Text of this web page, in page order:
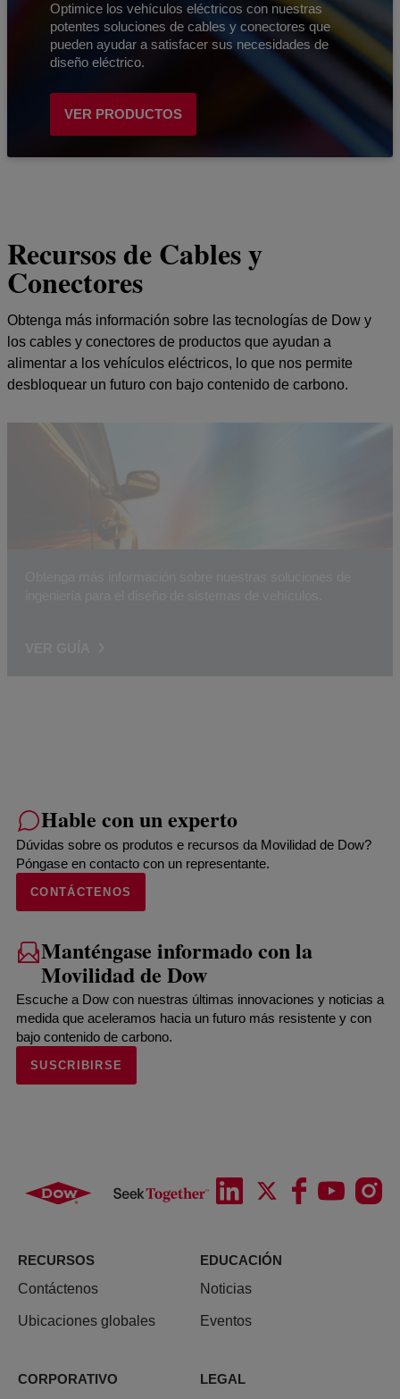
Optimice los vehículos eléctricos con nuestras
potentes soluciones de cables y conectores que
pueden ayudar a satisfacer sus necesidades de
diseño eléctrico.
VER PRODUCTOS
Recursos de Cables y
Conectores
Obtenga más información sobre las tecnologías de Dow y
los cables y conectores de productos que ayudan a
alimentar a los vehículos eléctricos, lo que nos permite
desbloquear un futuro con bajo contenido de carbono.
Hable con un experto
Dúvidas sobre os produtos e recursos da Movilidad de Dow?
Póngase en contacto con un representante.
CONTÁCTENOS
Manténgase informado con la
Movilidad de Dow
Escuche a Dow con nuestras últimas innovaciones y noticias a
medida que aceleramos hacia un futuro más resistente y con
bajo contenido de carbono.
SUSCRIBIRSE
RECURSOS
Contáctenos
Ubicaciones globales
EDUCACIÓN
Noticias
Eventos
CORPORATIVO LEGAL